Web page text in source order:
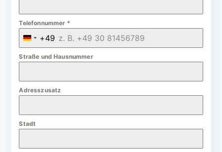
Telefonnummer *
G
e
m
a
y
+49
Straße und Hausnummer
Adresszusatz
Stadt